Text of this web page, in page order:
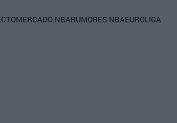
MERCADO NBARUMORES NBAEUROLIGA